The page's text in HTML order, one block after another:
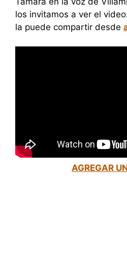
los invitamos a ver el
la puede compartir desde
AGREGAR